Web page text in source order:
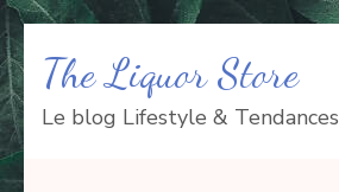
Aller
au
contenu
(Pressez
Entrée)
The Liquor Store
Le blog Lifestyle & Tendances